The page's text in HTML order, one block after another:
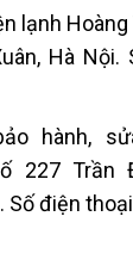
lạnh Hoàng
Hà
hành,
227 Trần
Số điện